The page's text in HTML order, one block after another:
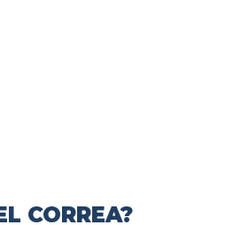
CORREA?